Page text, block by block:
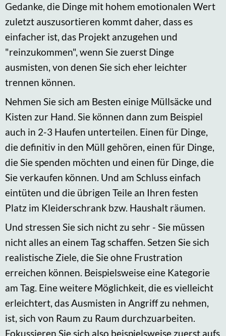
Gedanke, die Dinge mit hohem emotionalen Wert
zuletzt auszusortieren kommt daher, dass es
einfacher ist, das Projekt anzugehen und
"reinzukommen", wenn Sie zuerst Dinge
ausmisten, von denen Sie sich eher leichter
trennen können.
Nehmen Sie sich am Besten einige Müllsäcke und
Kisten zur Hand. Sie können dann zum Beispiel
auch in 2-3 Haufen unterteilen. Einen für Dinge,
die definitiv in den Müll gehören, einen für Dinge,
die Sie spenden möchten und einen für Dinge, die
Sie verkaufen können. Und am Schluss einfach
eintüten und die übrigen Teile an Ihren festen
Platz im Kleiderschrank bzw. Haushalt räumen.
Und stressen Sie sich nicht zu sehr - Sie müssen
nicht alles an einem Tag schaffen. Setzen Sie sich
realistische Ziele, die Sie ohne Frustration
erreichen können. Beispielsweise eine Kategorie
am Tag. Eine weitere Möglichkeit, die es vielleicht
erleichtert, das Ausmisten in Angriff zu nehmen,
ist, sich von Raum zu Raum durchzuarbeiten.
Fokussieren Sie sich also beispielsweise zuerst aufs